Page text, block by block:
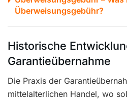
Überweisungsgebühr?
Historische
Garantieübernahme
Die Praxis der
mittelalterlichen Handel, wo